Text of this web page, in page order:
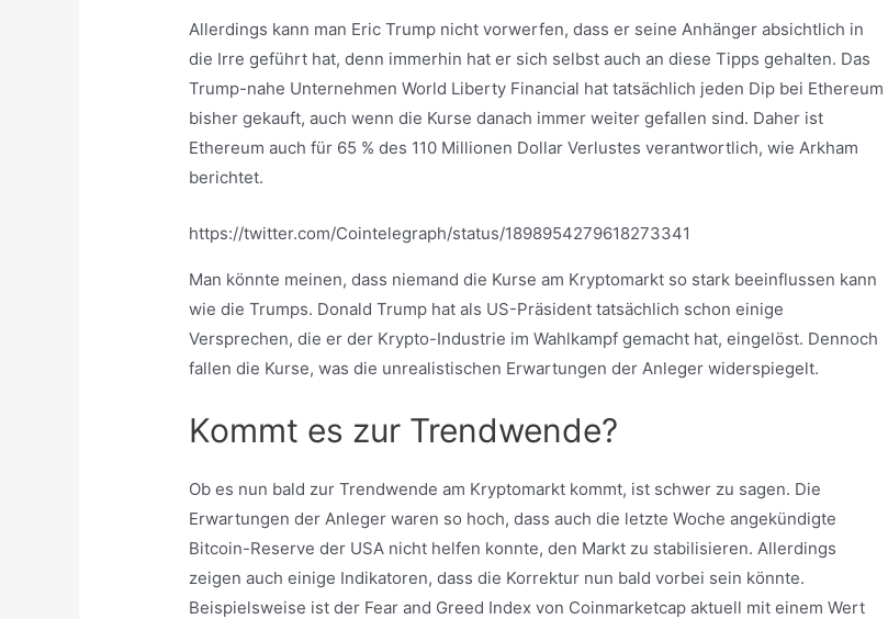
Allerdings kann man Eric Trump nicht vorwerfen, dass er seine Anhänger absichtlich in
die Irre geführt hat, denn immerhin hat er sich selbst auch an diese Tipps gehalten. Das
Trump-nahe Unternehmen World Liberty Financial hat tatsächlich jeden Dip bei Ethereum
bisher gekauft, auch wenn die Kurse danach immer weiter gefallen sind. Daher ist
Ethereum auch für 65 % des 110 Millionen Dollar Verlustes verantwortlich, wie Arkham
berichtet.
https://twitter.com/Cointelegraph/status/1898954279618273341
Man könnte meinen, dass niemand die Kurse am Kryptomarkt so stark beeinflussen kann
wie die Trumps. Donald Trump hat als US-Präsident tatsächlich schon einige
Versprechen, die er der Krypto-Industrie im Wahlkampf gemacht hat, eingelöst. Dennoch
fallen die Kurse, was die unrealistischen Erwartungen der Anleger widerspiegelt.
Kommt es zur Trendwende?
Ob es nun bald zur Trendwende am Kryptomarkt kommt, ist schwer zu sagen. Die
Erwartungen der Anleger waren so hoch, dass auch die letzte Woche angekündigte
Bitcoin-Reserve der USA nicht helfen konnte, den Markt zu stabilisieren. Allerdings
zeigen auch einige Indikatoren, dass die Korrektur nun bald vorbei sein könnte.
Beispielsweise ist der Fear and Greed Index von Coinmarketcap aktuell mit einem Wert